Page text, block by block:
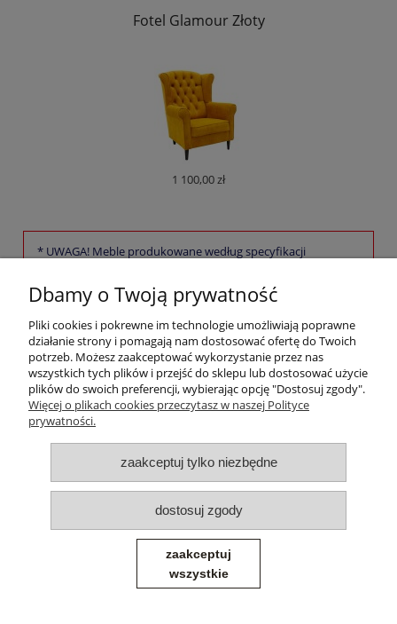
Fotel Glamour Złoty
1 100,00 zł
* UWAGA! Meble produkowane według specyfikacji
Pomoc
Moje konto
Płatności i dostawa
O nas
© 2026 syl-dom.pl - Wszelkie prawa zastrzeżone - Producent Mebli
Dbamy o Twoją prywatność
Pliki cookies i pokrewne im technologie umożliwiają poprawne
działanie strony i pomagają nam dostosować ofertę do Twoich
potrzeb. Możesz zaakceptować wykorzystanie przez nas
wszystkich tych plików i przejść do sklepu lub dostosować użycie
plików do swoich preferencji, wybierając opcję "Dostosuj zgody".
Więcej o plikach cookies przeczytasz w naszej Polityce
prywatności.
zaakceptuj tylko niezbędne
dostosuj zgody
zaakceptuj
wszystkie